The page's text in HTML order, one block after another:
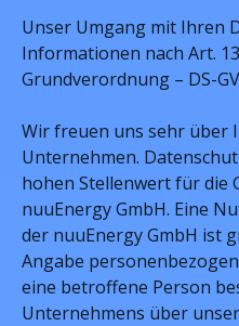
Unser Umgang mit Ihren
Informationen nach Art.
Grundverordnung – DS-
Wir freuen uns sehr über
Unternehmen.
hohen Stellenwert für die
nuuEnergy GmbH. Eine
der nuuEnergy GmbH ist
Angabe
eine betroffene Person
Unternehmens über